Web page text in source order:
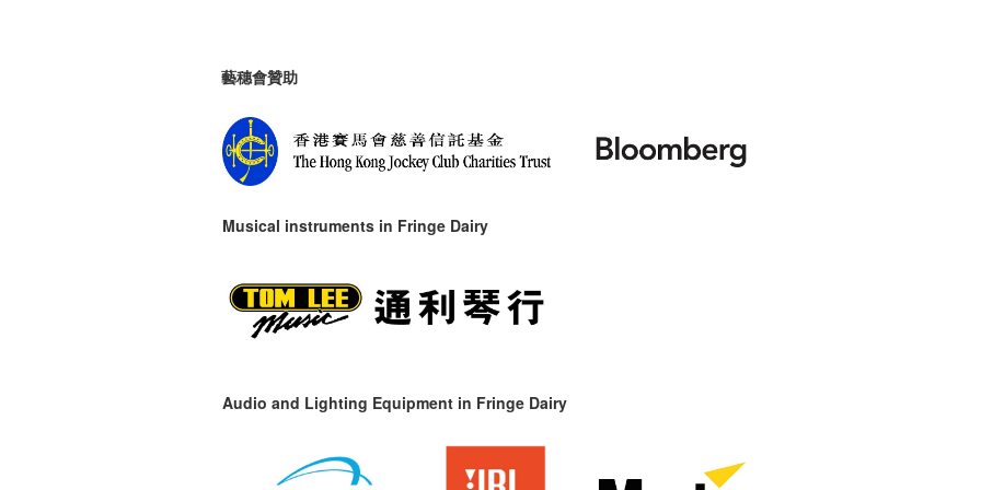
藝穗會贊助
Musical instruments in Fringe Dairy
Audio and Lighting Equipment in Fringe Dairy